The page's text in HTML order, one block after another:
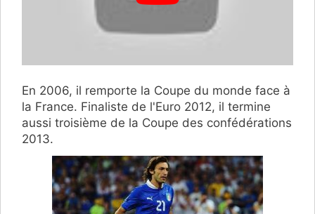
En 2006, il remporte la Coupe du monde face à
la France. Finaliste de l'Euro 2012, il termine
aussi troisième de la Coupe des confédérations
2013.